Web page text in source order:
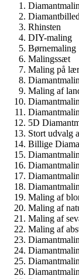
Rhinsten
DIY-maling
Børnemaling
Malingssæt
Maling på
Maling af
5D
Stort udvalg
Billige
Maling af
Maling af
Maling af
Maling af